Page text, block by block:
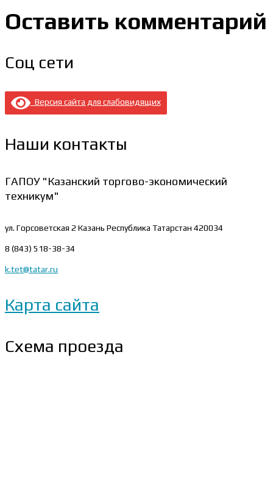
Оставить комментарий
Соц сети
Версия сайта для слабовидящих
Наши контакты
ГАПОУ "Казанский торгово-экономический
техникум"
ул. Горсоветская 2 Казань Республика Татарстан 420034
8 (843) 518-38-34
k.tet@tatar.ru
Карта сайта
Схема проезда